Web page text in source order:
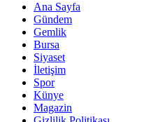
Ana Sayfa
Gündem
Gemlik
Bursa
Siyaset
İletişim
Spor
Künye
Magazin